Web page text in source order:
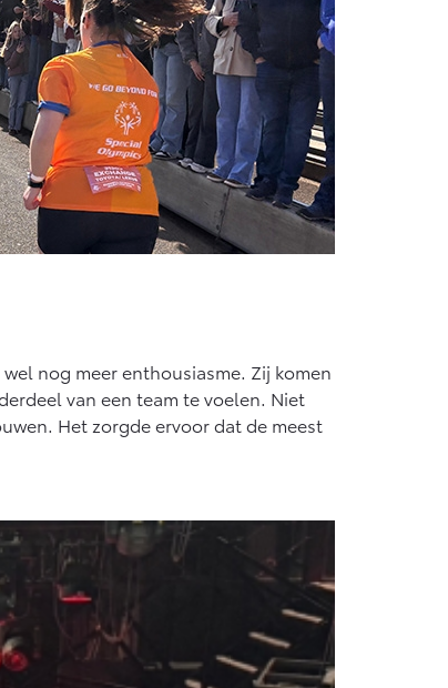
nog meer enthousiasme. Zij komen
van een team te voelen. Niet
Het zorgde ervoor dat de meest